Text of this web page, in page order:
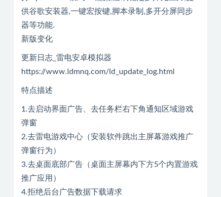
供谷歌安装器,一键宏按键,脚本录制,多开分屏同步
器等功能.
新版变化
更新日志_雷电安卓模拟器
https://www.ldmnq.com/ld_update_log.html
特点描述
1.去启动界面广告、去任务栏右下角通知区域游戏
弹窗
2.去雷电游戏中心（安装软件跳出主屏幕游戏推广
弹窗行为）
3.去桌面底部广告（桌面主屏幕内下方5个内置游戏
推广应用）
4.拒绝后台广告数据下载请求